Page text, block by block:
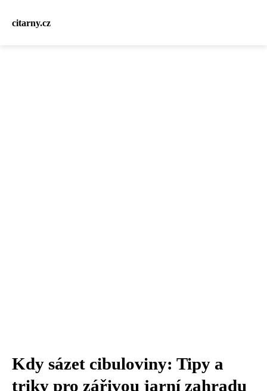
citarny.cz
Kdy sázet cibuloviny: Tipy a
triky pro zářivou jarní zahradu